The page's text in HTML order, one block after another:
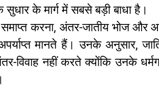
सुधार के मार्ग में सबसे बड़ी बाधा है।
करना, अंतर-जातीय भोज और
मानते हैं। उनके अनुसार,
विवाह नहीं करते क्योंकि उनके